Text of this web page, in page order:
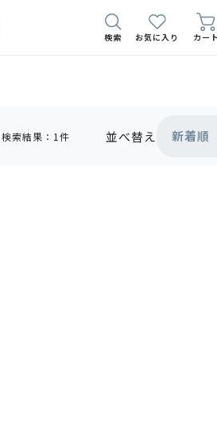
検索 お気に入り カート
検索結果：1件 並べ替え 新着順